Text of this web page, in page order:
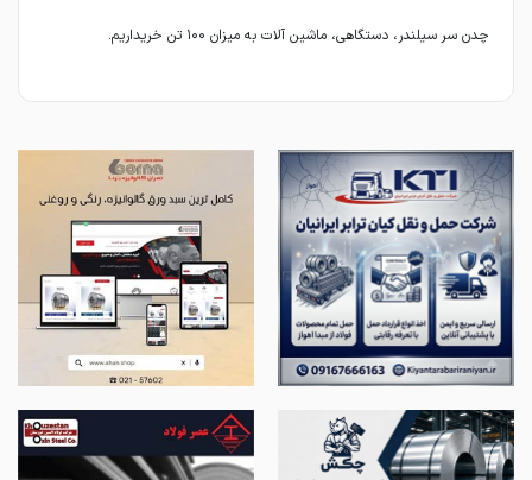
چدن سر سیلندر، دستگاهی، ماشین آلات به میزان ۱۰۰ تن خریداریم.